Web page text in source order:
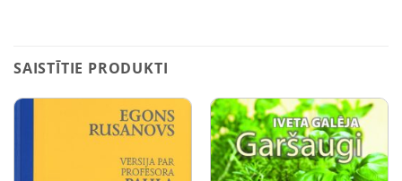
SAISTĪTIE PRODUKTI